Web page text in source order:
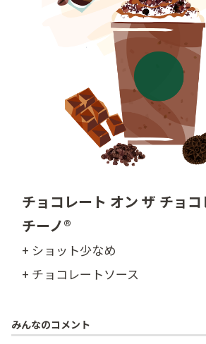
チョコレート オン ザ チョ
チーノ®
+ ショット少なめ
+ チョコレートソース
みんなのコメント